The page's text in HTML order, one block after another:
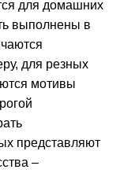
для домашних
выполнены в
для резных
мотивы
представляют
–